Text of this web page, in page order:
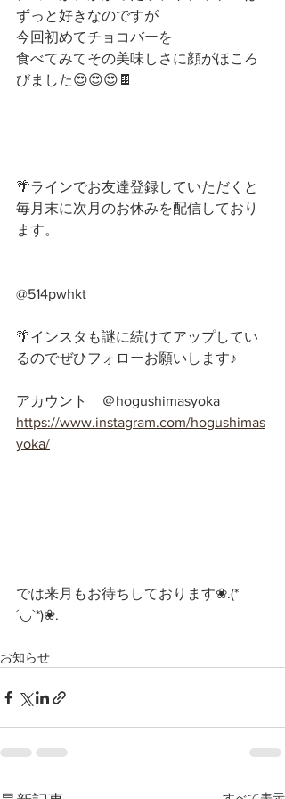
ずっと好きなのですが
今回初めてチョコバーを
食べてみてその美味しさに顔がほころ
びました😍😍😍🍫
🌴ラインでお友達登録していただくと
毎月末に次月のお休みを配信しており
ます。
@514pwhkt
🌴インスタも謎に続けてアップしてい
るのでぜひフォローお願いします♪
アカウント　＠hogushimasyoka
https://www.instagram.com/hogushimas
yoka/
では来月もお待ちしております❀.(*
´◡`*)❀.
お知らせ